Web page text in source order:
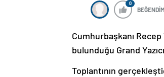
0
BEĞENDİM
Cumhurbaşkanı
bulunduğu Grand
Toplantının